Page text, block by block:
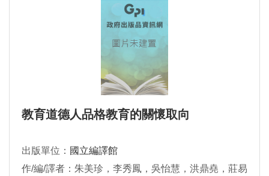
教育道德人品格教育的關懷取向
出版單位： 國立編譯館
作/編/譯者：朱美珍，李秀鳳，吳怡慧，洪鼎堯，莊易